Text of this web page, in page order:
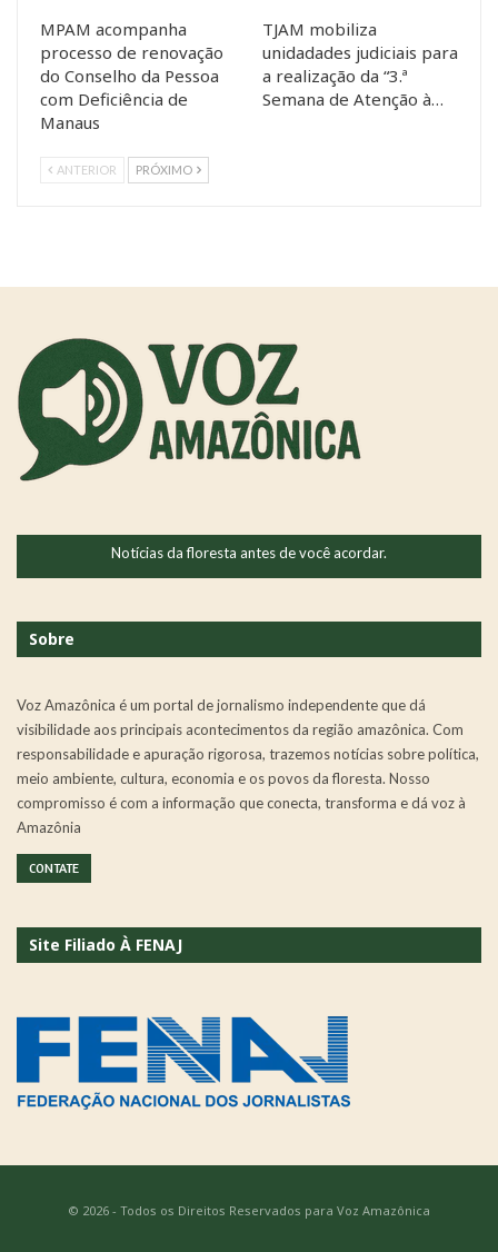
MPAM acompanha
processo de renovação
do Conselho da Pessoa
com Deficiência de
Manaus
TJAM mobiliza
unidadades judiciais para
a realização da “3.ª
Semana de Atenção à…
ANTERIOR PRÓXIMO
Notícias da floresta antes de você acordar.
Sobre
Voz Amazônica é um portal de jornalismo independente que dá
visibilidade aos principais acontecimentos da região amazônica. Com
responsabilidade e apuração rigorosa, trazemos notícias sobre política,
meio ambiente, cultura, economia e os povos da floresta. Nosso
compromisso é com a informação que conecta, transforma e dá voz à
Amazônia
CONTATE
Site Filiado À FENAJ
© 2026 - Todos os Direitos Reservados para Voz Amazônica